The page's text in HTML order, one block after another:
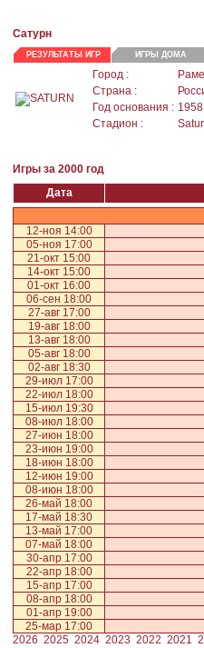
Сатурн
РЕЗУЛЬТАТЫ ИГР ИГРЫ ДОМА
Город :
Страна :
Год основания : 1958
Стадион :
Игры за 2000 год
Дата
12-ноя 14:00
05-ноя 17:00
21-окт 15:00
14-окт 15:00
01-окт 16:00
06-сен 18:00
27-авг 17:00
19-авг 18:00
13-авг 18:00
05-авг 18:00
02-авг 18:30
29-июл 17:00
22-июл 18:00
15-июл 19:30
08-июл 18:00
27-июн 18:00
23-июн 19:00
18-июн 18:00
12-июн 19:00
08-июн 18:00
26-май 18:00
17-май 18:30
13-май 17:00
07-май 18:00
30-апр 17:00
22-апр 18:00
15-апр 17:00
08-апр 18:00
01-апр 19:00
25-мар 17:00
2026 2025 2024 2023 2022 2021